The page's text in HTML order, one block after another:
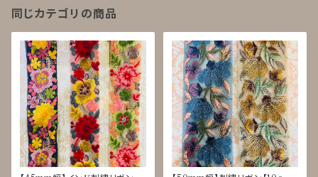
同じカテゴリの商品